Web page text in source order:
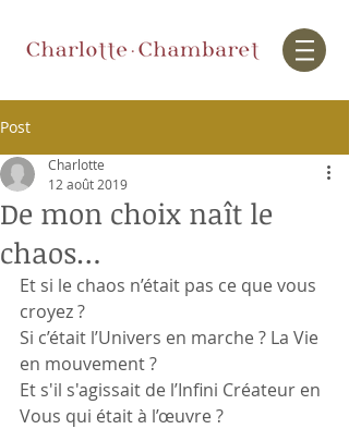
Post
De mon choix naît le
chaos…
Charlotte
12 août 2019
Et si le chaos n’était pas ce que vous
croyez ?
Si c’était l’Univers en marche ? La Vie
en mouvement ?
Et s'il s'agissait de l’Infini Créateur en
Vous qui était à l’œuvre ?